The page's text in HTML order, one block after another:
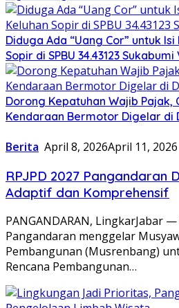
Diduga Ada “Uang Cor” untuk
Sopir di SPBU 34.43123 Sukabumi
Dorong Kepatuhan Wajib Pajak,
Kendaraan Bermotor Digelar di
Berita April 8, 2026April 11, 2026
RPJPD 2027 Pangandaran
Adaptif dan Komprehensif
PANGANDARAN, LingkarJabar
Pangandaran menggelar
Pembangunan (Musrenbang)
Rencana Pembangunan…